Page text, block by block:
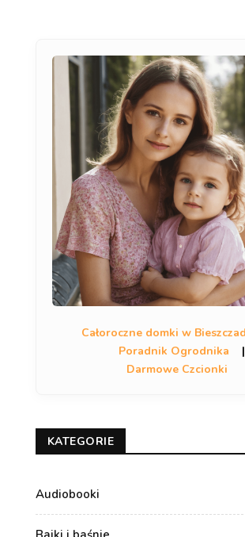
Całoroczne domki w
Poradnik Ogrodnika
|
Darmowe Czcionki
KATEGORIE
Audiobooki